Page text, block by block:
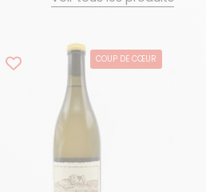
COUP DE CŒUR